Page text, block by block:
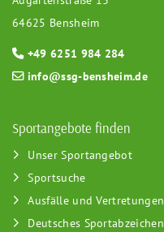
64625 Bensheim
+49 6251 984 284
info@ssg-bensheim.de
Sportangebote finden
Unser Sportangebot
Sportsuche
Ausfälle und Vertretungen
Deutsches Sportabzeichen